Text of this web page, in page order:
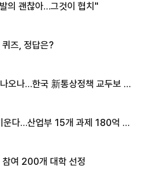
의 괜찮아…그것이 협치"
즈, 정답은?
오나…한국 新통상정책 교두보 활
운다…산업부 15개 과제 180억 지
여 200개 대학 선정